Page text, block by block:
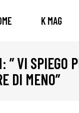
K MAG
” VI SPIEGO
DI MENO”